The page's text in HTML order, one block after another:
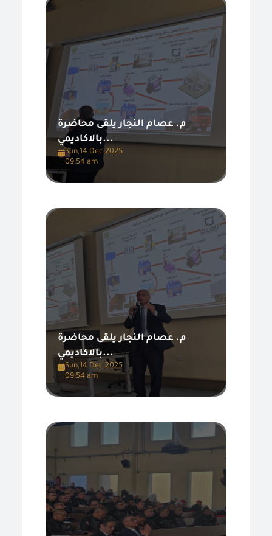
م. عصام النجار يلقى محاضرة
بالاكاديمي...
Sun,14 Dec 2025
09:54 am
م. عصام النجار يلقى محاضرة
بالاكاديمي...
Sun,14 Dec 2025
09:54 am